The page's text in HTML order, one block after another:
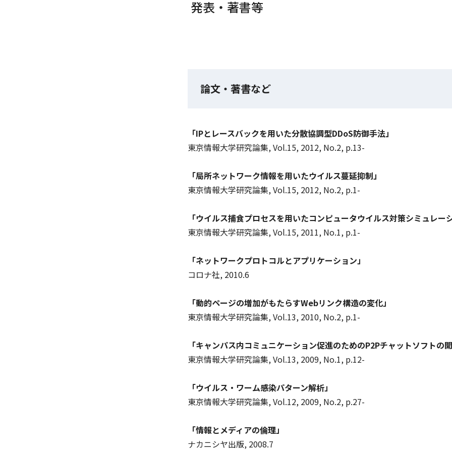
発表・著書等
論文・著書など
「IPとレースバックを用いた分散協調型DDoS防御手法」
東京情報大学研究論集, Vol.15, 2012, No.2, p.13-
「局所ネットワーク情報を用いたウイルス蔓延抑制」
東京情報大学研究論集, Vol.15, 2012, No.2, p.1-
「ウイルス捕食プロセスを用いたコンピュータウイルス対策シミュレー
東京情報大学研究論集, Vol.15, 2011, No.1, p.1-
「ネットワークプロトコルとアプリケーション」
コロナ社, 2010.6
「動的ページの増加がもたらすWebリンク構造の変化」
東京情報大学研究論集, Vol.13, 2010, No.2, p.1-
「キャンパス内コミュニケーション促進のためのP2Pチャットソフトの
東京情報大学研究論集, Vol.13, 2009, No.1, p.12-
「ウイルス・ワーム感染パターン解析」
東京情報大学研究論集, Vol.12, 2009, No.2, p.27-
「情報とメディアの倫理」
ナカニシヤ出版, 2008.7